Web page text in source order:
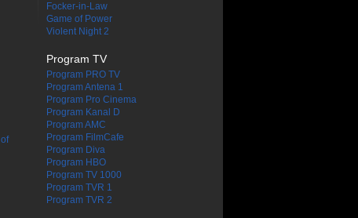
Focker-in-Law
Game of Power
Violent Night 2
Program TV
Program PRO TV
Program Antena 1
Program Pro Cinema
Program Kanal D
Program AMC
Program FilmCafe
Program Diva
Program HBO
Program TV 1000
Program TVR 1
Program TVR 2